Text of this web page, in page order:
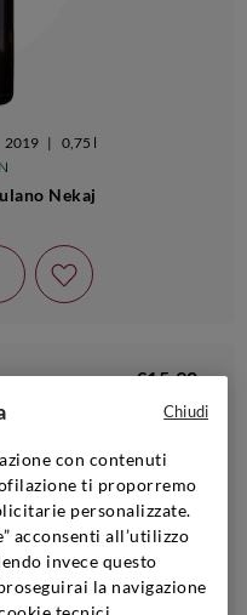
2019 |
0,75 l
Nekaj
€15,90
con contenuti
ti proporremo
personalizzate.
acconsenti all’utilizzo
invece questo
la navigazione
Chiudi